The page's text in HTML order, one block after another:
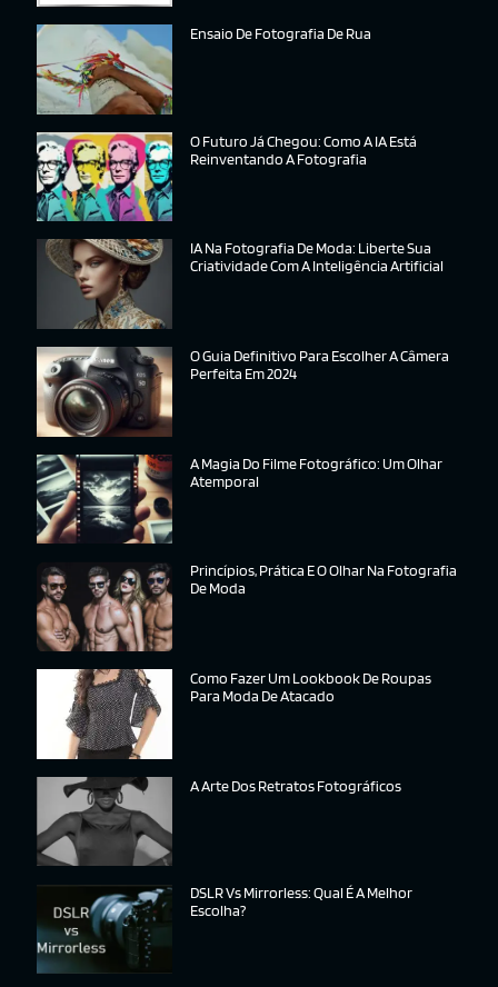
Ensaio De Fotografia De Rua
O Futuro Já Chegou: Como A IA Está
Reinventando A Fotografia
IA Na Fotografia De Moda: Liberte Sua
Criatividade Com A Inteligência Artificial
O Guia Definitivo Para Escolher A Câmera
Perfeita Em 2024
A Magia Do Filme Fotográfico: Um Olhar
Atemporal
Princípios, Prática E O Olhar Na Fotografia
De Moda
Como Fazer Um Lookbook De Roupas
Para Moda De Atacado
A Arte Dos Retratos Fotográficos
DSLR Vs Mirrorless: Qual É A Melhor
Escolha?